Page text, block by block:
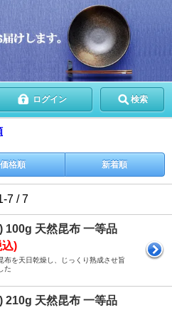
ログイン 検索
価格順 新着順
7 / 7
100g 天然昆布 一等品
込)
布を天日乾燥し、じっくり熟成させ旨
た
210g 天然昆布 一等品